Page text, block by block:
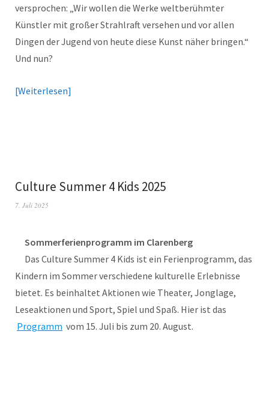
versprochen: „Wir wollen die Werke weltberühmter
Künstler mit großer Strahlraft versehen und vor allen
Dingen der Jugend von heute diese Kunst näher bringen.“
Und nun?
Weiterlesen
Culture Summer 4 Kids 2025
7. Juli 2025
Sommerferienprogramm im Clarenberg
Das Culture Summer 4 Kids ist ein Ferienprogramm, das
Kindern im Sommer verschiedene kulturelle Erlebnisse
bietet. Es beinhaltet Aktionen wie Theater, Jonglage,
Leseaktionen und Sport, Spiel und Spaß. Hier ist das
Programm vom 15. Juli bis zum 20. August.